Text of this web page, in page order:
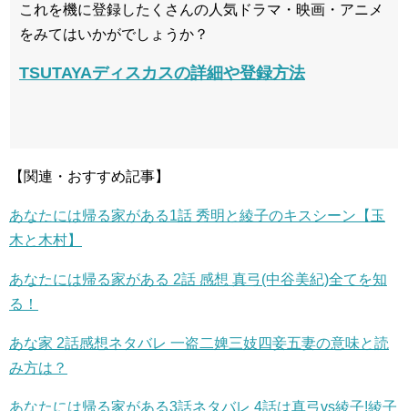
これを機に登録したくさんの人気ドラマ・映画・アニメ
をみてはいかがでしょうか？
TSUTAYAディスカスの詳細や登録方法
【関連・おすすめ記事】
あなたには帰る家がある1話 秀明と綾子のキスシーン【玉
木と木村】
あなたには帰る家がある 2話 感想 真弓(中谷美紀)全てを知
る！
あな家 2話感想ネタバレ 一盗二婢三妓四妾五妻の意味と読
み方は？
あなたには帰る家がある3話ネタバレ 4話は真弓vs綾子!綾子